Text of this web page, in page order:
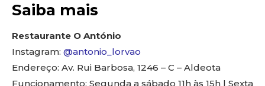
Saiba mais
Restaurante O António
Instagram: @antonio_lorvao
Endereço: Av. Rui Barbosa, 1246 – C – Aldeota
Funcionamento: Segunda a sábado 11h às 15h | Sexta